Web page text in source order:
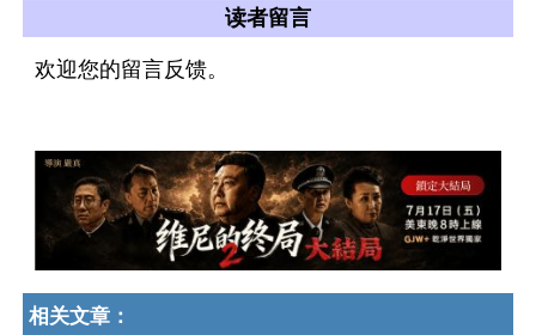
读者留言
欢迎您的留言反馈。
相关文章：